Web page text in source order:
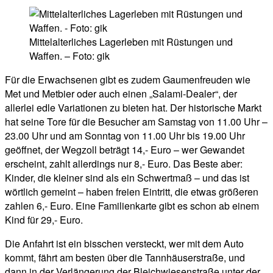
Mittelalterliches Lagerleben mit Rüstungen und
Waffen. – Foto: gik
Für die Erwachsenen gibt es zudem Gaumenfreuden wie
Met und Metbier oder auch einen „Salami-Dealer“, der
allerlei edle Variationen zu bieten hat. Der historische Markt
hat seine Tore für die Besucher am Samstag von 11.00 Uhr –
23.00 Uhr und am Sonntag von 11.00 Uhr bis 19.00 Uhr
geöffnet, der Wegzoll beträgt 14,- Euro – wer Gewandet
erscheint, zahlt allerdings nur 8,- Euro. Das Beste aber:
Kinder, die kleiner sind als ein Schwertmaß – und das ist
wörtlich gemeint – haben freien Eintritt, die etwas größeren
zahlen 6,- Euro. Eine Familienkarte gibt es schon ab einem
Kind für 29,- Euro.
Die Anfahrt ist ein bisschen versteckt, wer mit dem Auto
kommt, fährt am besten über die Tannhäuserstraße, und